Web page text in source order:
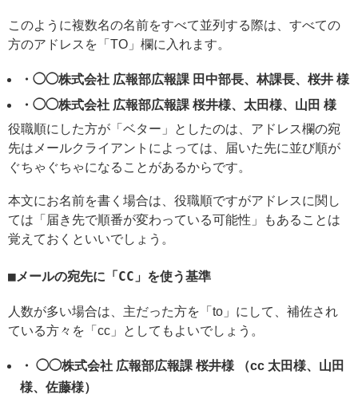
このように複数名の名前をすべて並列する際は、すべての
方のアドレスを「TO」欄に入れます。
・◯◯株式会社 広報部広報課 田中部長、林課長、桜井 様
・◯◯株式会社 広報部広報課 桜井様、太田様、山田 様
役職順にした方が「ベター」としたのは、アドレス欄の宛
先はメールクライアントによっては、届いた先に並び順が
ぐちゃぐちゃになることがあるからです。
本文にお名前を書く場合は、役職順ですがアドレスに関し
ては「届き先で順番が変わっている可能性」もあることは
覚えておくといいでしょう。
メールの宛先に「CC」を使う基準
人数が多い場合は、主だった方を「to」にして、補佐され
ている方々を「cc」としてもよいでしょう。
・ ◯◯株式会社 広報部広報課 桜井様 （cc 太田様、山田
様、佐藤様）